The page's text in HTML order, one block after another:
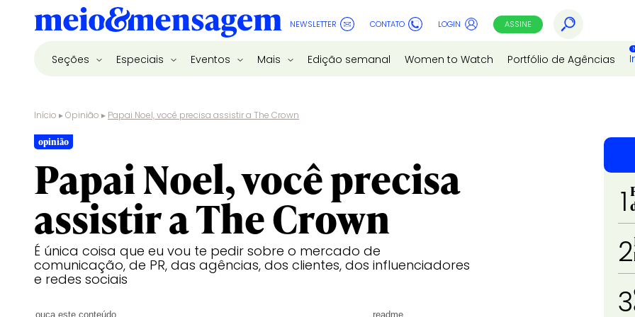
NEWSLETTER CONTATO LOGIN ASSINE
Seções Especiais Eventos Mais Edição semanal Women to Watch Portfólio de Agências
Início ▸Opinião ▸ Papai Noel, você precisa assistir a The Crown
opinião
Papai Noel, você precisa
assistir a The Crown
É única coisa que eu vou te pedir sobre o mercado de
comunicação, de PR, das agências, dos clientes, dos influenciadores
e redes sociais
ouça este conteúdo readme
1
2
3